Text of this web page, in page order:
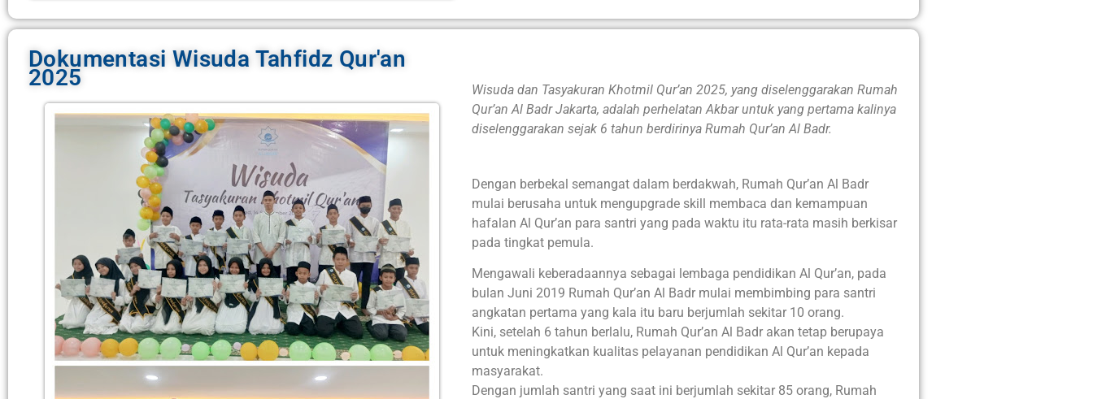
Dokumentasi Wisuda Tahfidz Qur'an
2025
Wisuda dan Tasyakuran Khotmil Qur’an 2025, yang diselenggarakan Rumah
Qur’an Al Badr Jakarta, adalah perhelatan Akbar untuk yang pertama kalinya
diselenggarakan sejak 6 tahun berdirinya Rumah Qur’an Al Badr.
Dengan berbekal semangat dalam berdakwah, Rumah Qur’an Al Badr
mulai berusaha untuk mengupgrade skill membaca dan kemampuan
hafalan Al Qur’an para santri yang pada waktu itu rata-rata masih berkisar
pada tingkat pemula.
Mengawali keberadaannya sebagai lembaga pendidikan Al Qur’an, pada
bulan Juni 2019 Rumah Qur’an Al Badr mulai membimbing para santri
angkatan pertama yang kala itu baru berjumlah sekitar 10 orang.
Kini, setelah 6 tahun berlalu, Rumah Qur’an Al Badr akan tetap berupaya
untuk meningkatkan kualitas pelayanan pendidikan Al Qur’an kepada
masyarakat.
Dengan jumlah santri yang saat ini berjumlah sekitar 85 orang, Rumah